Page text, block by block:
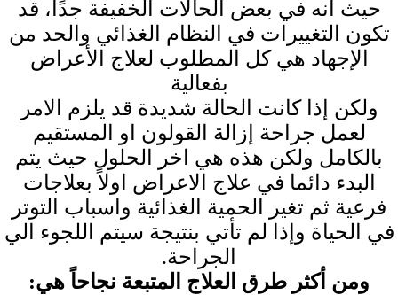
حيث انه في بعض الحالات الخفيفة جدًا، قد
تكون التغييرات في النظام الغذائي والحد من
الإجهاد هي كل المطلوب لعلاج الأعراض
بفعالية
ولكن إذا كانت الحالة شديدة قد يلزم الامر
لعمل جراحة إزالة القولون او المستقيم
بالكامل ولكن هذه هي اخر الحلول حيث يتم
البدء دائما في علاج الاعراض اولاً بعلاجات
فرعية ثم تغير الحمية الغذائية واسباب التوتر
في الحياة وإذا لم تأتي بنتيجة سيتم اللجوء الي
الجراحة.
ومن أكثر طرق العلاج المتبعة نجاحاً هي: